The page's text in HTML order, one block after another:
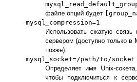
файле опций будет
mysql_compression=1
Использовать сжатую
сервером (доступно только в
позже).
mysql_socket=/path/to/socket
Определяет имя Unix-
чтобы подключиться к